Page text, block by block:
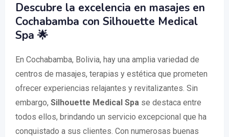
Descubre la excelencia en masajes en
Cochabamba con Silhouette Medical
Spa 🌟
En Cochabamba, Bolivia, hay una amplia variedad de
centros de masajes, terapias y estética que prometen
ofrecer experiencias relajantes y revitalizantes. Sin
embargo, Silhouette Medical Spa se destaca entre
todos ellos, brindando un servicio excepcional que ha
conquistado a sus clientes. Con numerosas buenas